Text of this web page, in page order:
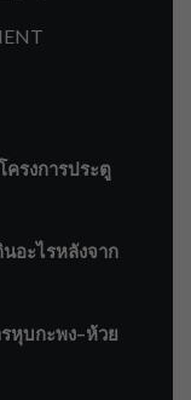
รงการประตู
อะไรหลังจาก
หุบกะพง–ห้วย